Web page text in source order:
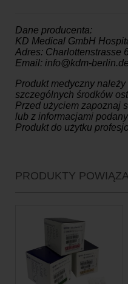
Dane producenta:
KD Medical GmbH
Adres: Charlottenstrasse
Email: info@kdm-berlin.de
Produkt medyczny
szczególnych środków
Przed użyciem zapoznaj
lub z informacjami
Produkt do użytku
PRODUKTY